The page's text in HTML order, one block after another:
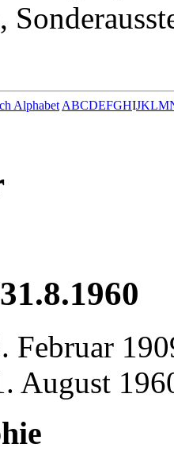
Alphabet ABCDEFGHIJKLM
Februar
August